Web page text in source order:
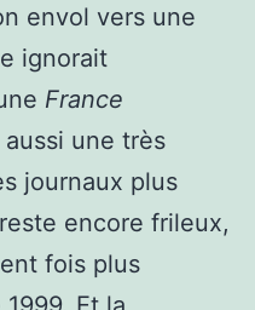
envol vers une
ignorait
France
une très
journaux plus
encore frileux,
fois plus